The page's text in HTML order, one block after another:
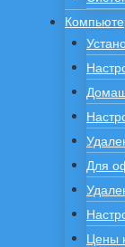
Для
Цены